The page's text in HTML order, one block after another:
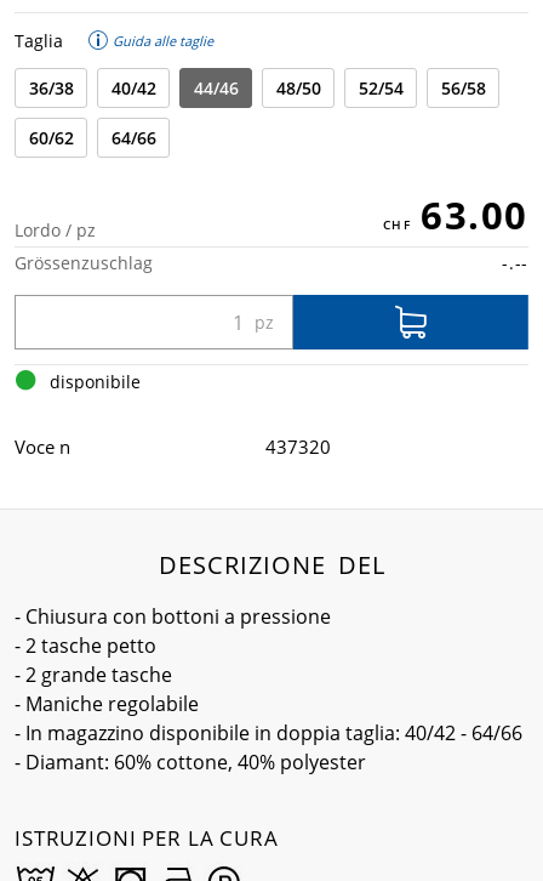
Taglia Guida alle taglie
36/38 40/42 44/46 48/50 52/54 56/58
60/62 64/66
Lordo / pz 63.00
Grössenzuschlag -.--
disponibile
Voce n 437320
DESCRIZIONE DEL
- Chiusura con bottoni a pressione
- 2 tasche petto
- 2 grande tasche
- Maniche regolabile
- In magazzino disponibile in doppia taglia: 40/42 - 64/66
- Diamant: 60% cottone, 40% polyester
ISTRUZIONI PER LA CURA